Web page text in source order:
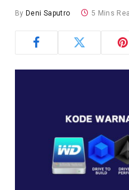
By Deni Saputro 5 Mins